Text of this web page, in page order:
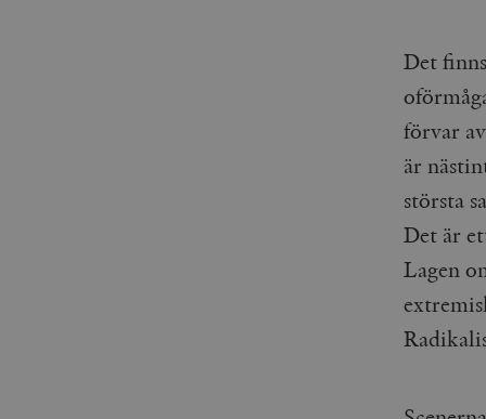
Det
förvar
är
största
Det är
Lagen
_ga_YBG49SLCTY
_hjSession_675006